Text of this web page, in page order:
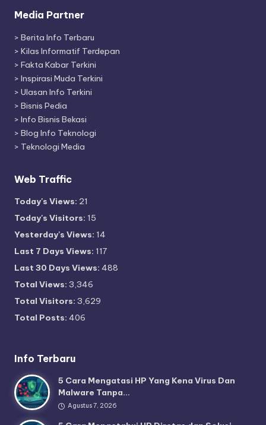
Media Partner
> Berita Info Terbaru
> Kilas Informatif Terdepan
> Fakta Kabar Terkini
> Inspirasi Muda Terkini
> Ulasan Info Terkini
> Bisnis Pedia
> Info Bisnis Bekasi
> Blog Info Teknologi
> Teknologi Media
Web Traffic
Today's Views: 21
Today's Visitors: 15
Yesterday's Views: 14
Last 7 Days Views: 117
Last 30 Days Views: 488
Total Views: 3,346
Total Visitors: 3,629
Total Posts: 406
Info Terbaru
5 Cara Mengatasi HP Yang Kena Virus Dan
Malware Tanpa…
Agustus 7, 2026